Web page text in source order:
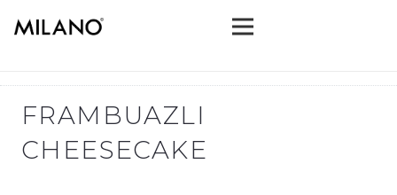
FRAMBUAZLI
CHEESECAKE